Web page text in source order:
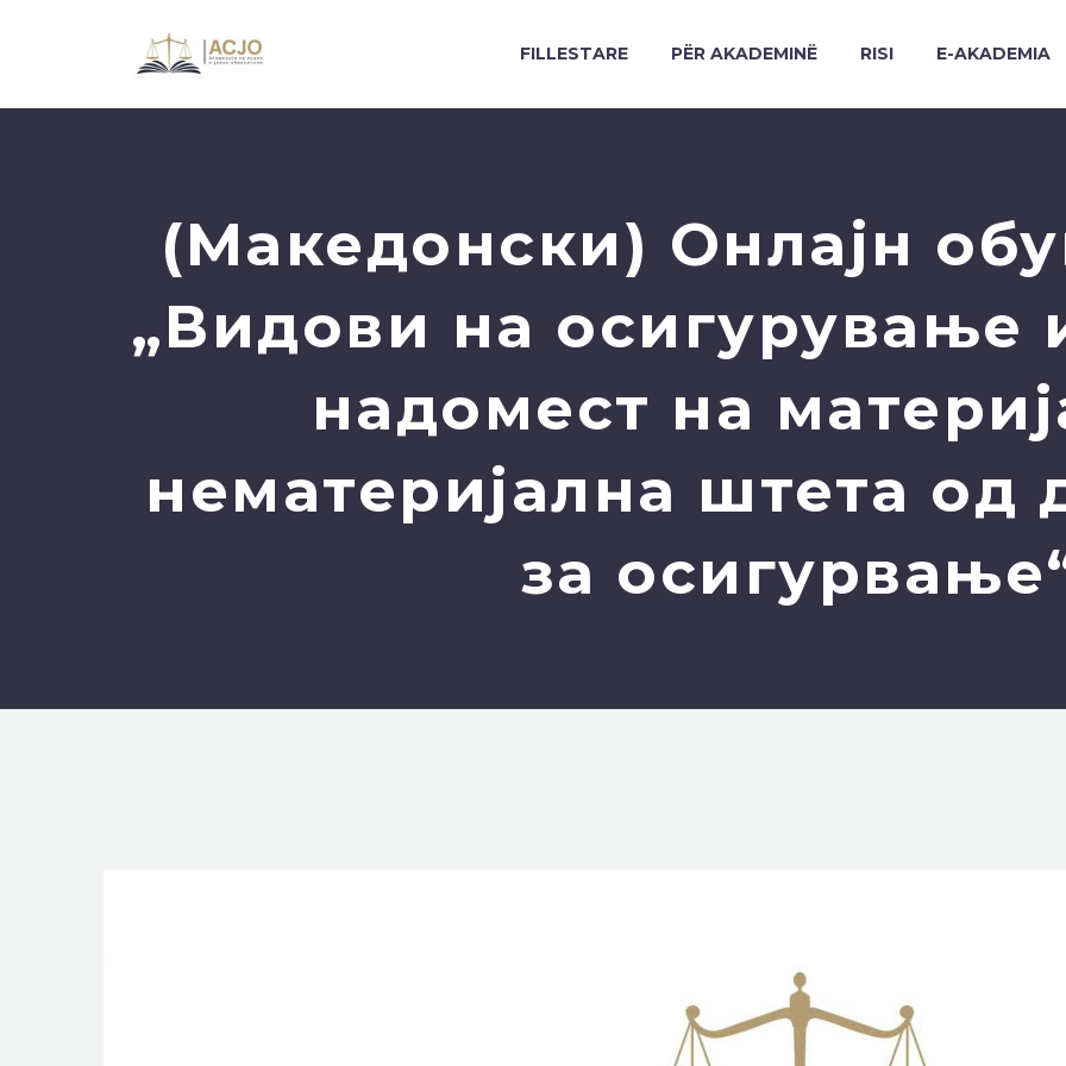
FILLESTARE PËR AKADEMINË RISI E-AKADEMIA
(Македонски) Онлајн
„Видови на осигурување
надомест на
нематеријална штета од
за